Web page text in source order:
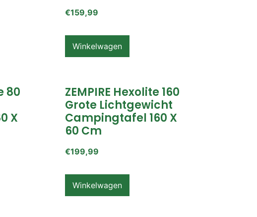
€159,99
Winkelwagen
80
X
ZEMPIRE Hexolite 160
Grote Lichtgewicht
Campingtafel 160 X
60 Cm
€199,99
Winkelwagen